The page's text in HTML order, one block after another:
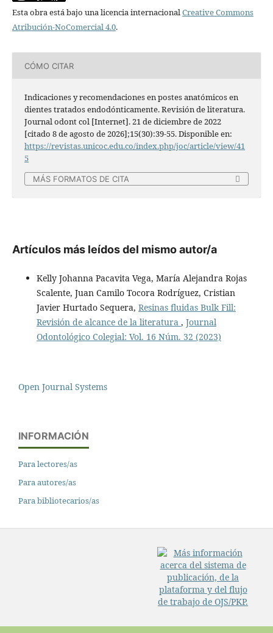
Esta obra está bajo una licencia internacionalCreative Commons
Atribución-NoComercial 4.0.
CÓMO CITAR
Indicaciones y recomendaciones en postes anatómicos en
dientes tratados endodónticamente. Revisión de literatura.
Journal odont col [Internet]. 21 de diciembre de 2022
[citado 8 de agosto de 2026];15(30):39-55. Disponible en:
https://revistas.unicoc.edu.co/index.php/joc/article/view/41
5
MÁS FORMATOS DE CITA
Artículos más leídos del mismo autor/a
Kelly Johanna Pacavita Vega, María Alejandra Rojas
Scalente, Juan Camilo Tocora Rodríguez, Cristian
Javier Hurtado Sequera, Resinas fluidas Bulk Fill:
Revisión de alcance de la literatura , Journal
Odontológico Colegial: Vol. 16 Núm. 32 (2023)
Open Journal Systems
INFORMACIÓN
Para lectores/as
Para autores/as
Para bibliotecarios/as